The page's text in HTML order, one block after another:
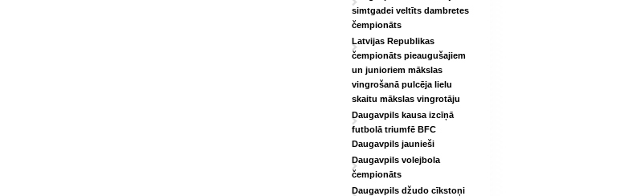
simtgadei veltīts dambretes
čempionāts
Latvijas Republikas
čempionāts pieaugušajiem
un junioriem mākslas
vingrošanā pulcēja lielu
skaitu mākslas vingrotāju
Daugavpils kausa izcīņā
futbolā triumfē BFC
Daugavpils jaunieši
Daugavpils volejbola
čempionāts
Daugavpils džudo cīkstoņi